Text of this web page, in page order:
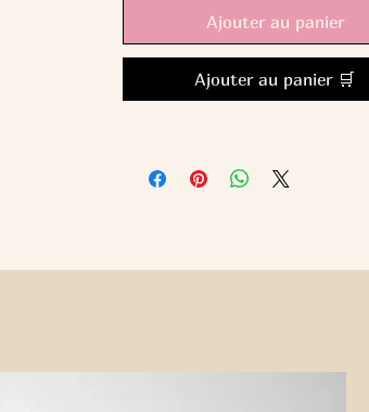
Ajouter au panier
Ajouter au panier 🛒